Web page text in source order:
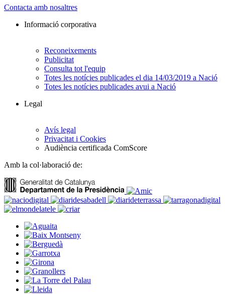
Contacta amb nosaltres
Informació corporativa
Reconeixements
Publicitat
Consulta tot l'equip
Totes les notícies publicades el dia 14/03/2019 a Nació
Totes les notícies publicades avui a Nació
Legal
Avís legal
Privacitat i Cookies
Audiència certificada ComScore
Amb la col·laboració de: